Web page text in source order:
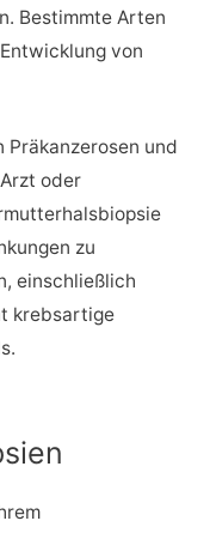
Bestimmte Arten
von
Präkanzerosen und
oder
zu
einschließlich
krebsartige